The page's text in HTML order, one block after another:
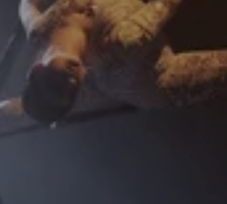
In Kooperation mit dem Zirkus Zartinka, einem
Zirkusprojekt des Z*ART e.V.